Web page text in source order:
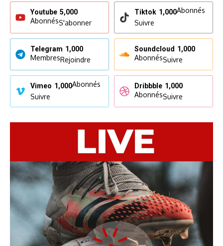
Youtube 5,000
AbonnésS'abonner
Tiktok 1,000Abonnés
Suivre
Telegram 1,000
MembresRejoindre
Soundcloud 1,000
AbonnésSuivre
Vimeo 1,000Abonnés
Suivre
Dribbble 1,000
AbonnésSuivre